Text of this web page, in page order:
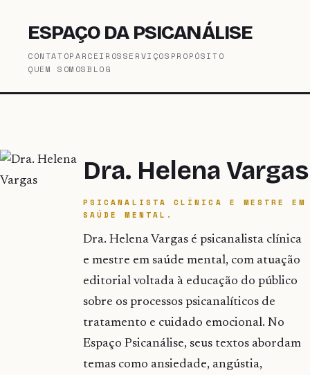
ESPAÇO DA PSICANÁLISE
CONTATOPARCEIROSSERVIÇOS PROPÓSITO
QUEM SOMOSBLOG
Dra. Helena Vargas
PSICANALISTA CLÍNICA E MESTRE EM
SAÚDE MENTAL.
Dra. Helena Vargas é psicanalista clínica
e mestre em saúde mental, com atuação
editorial voltada à educação do público
sobre os processos psicanalíticos de
tratamento e cuidado emocional. No
Espaço Psicanálise, seus textos abordam
temas como ansiedade, angústia,